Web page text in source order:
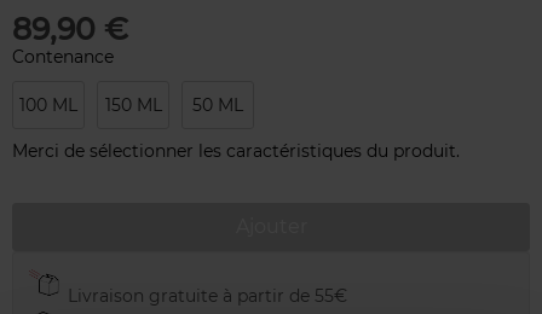
89,90 €
Contenance
100 ML 150 ML 50 ML
Merci de sélectionner les caractéristiques du produit.
Livraison gratuite à partir de 55€